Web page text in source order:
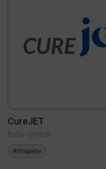
CureJET
Bella-systech
Аппараты